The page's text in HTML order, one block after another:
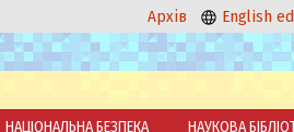
Архів English
НАЦІОНАЛЬНА БЕЗПЕКА НАУКОВА